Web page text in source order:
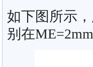
如下图所示
别在